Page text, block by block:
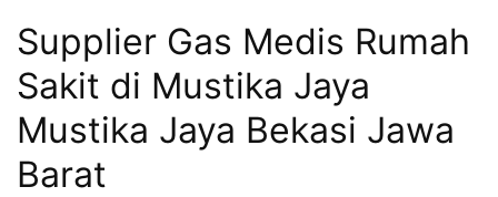
Supplier Gas Medis Rumah
Sakit di Mustika Jaya
Mustika Jaya Bekasi Jawa
Barat